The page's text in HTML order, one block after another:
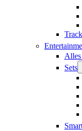
Alles
Sets